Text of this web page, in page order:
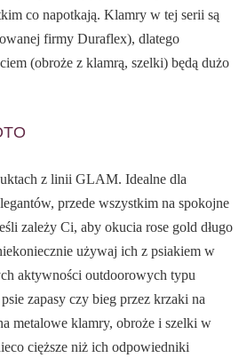
co napotkają. Klamry w tej serii są
firmy Duraflex), dlatego
(obroże z klamrą, szelki) będą dużo
z linii GLAM. Idealne dla
przede wszystkim na spokojne
zależy Ci, aby okucia rose gold długo
używaj ich z psiakiem w
aktywności outdoorowych typu
zapasy czy bieg przez krzaki na
metalowe klamry, obroże i szelki w
cięższe niż ich odpowiedniki